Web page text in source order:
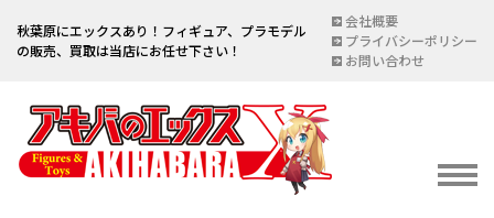
秋葉原にエックスあり！フィギュア、プラモデル
の販売、買取は当店にお任せ下さい！
会社概要
プライバシーポリシー
お問い合わせ